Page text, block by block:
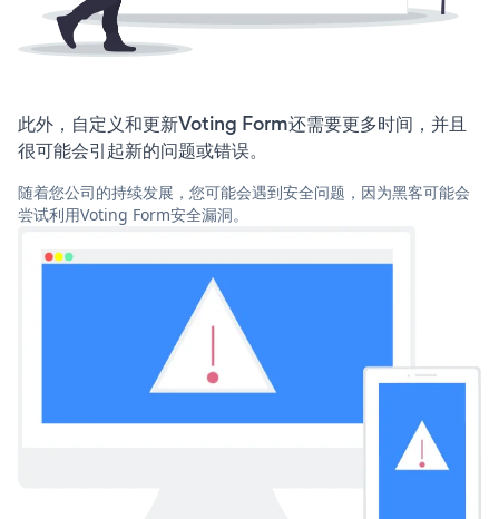
此外，自定义和更新Voting Form还需要更多时间，并且
很可能会引起新的问题或错误。
随着您公司的持续发展，您可能会遇到安全问题，因为黑客可能会
尝试利用Voting Form安全漏洞。